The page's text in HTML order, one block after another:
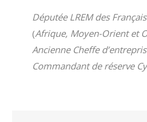
Députée LREM des
(Afrique, Moyen-Orient et
Ancienne Cheffe
Commandant de réserve